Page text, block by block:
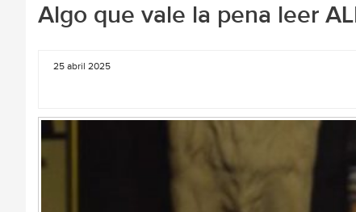
Algo que vale la pena leer
25 abril 2025